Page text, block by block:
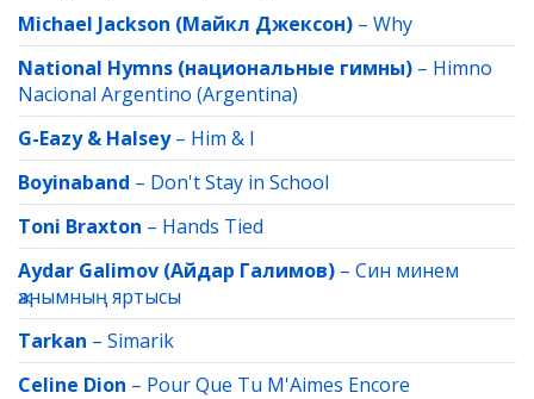
Michael Jackson (Майкл Джексон) – Why
National Hymns (национальные гимны) – Himno
Nacional Argentino (Argentina)
G-Eazy & Halsey– Him & I
Boyinaband – Don't Stay in School
Toni Braxton – Hands Tied
Aydar Galimov (Айдар Галимов) – Син минем
җанымның яртысы
Tarkan – Simarik
Celine Dion – Pour Que Tu M'Aimes Encore